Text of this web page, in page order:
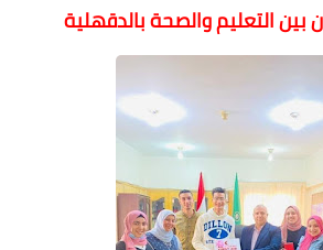
بين التعليم والصحة بالدقهلية